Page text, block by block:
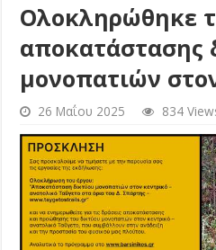
Ολοκληρώθηκε
αποκατάστασης
μονοπατιών
26 Μαΐου 2025 834